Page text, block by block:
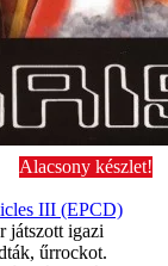
Alacsony készlet!
III (EPCD)
játszott igazi
űrrockot.